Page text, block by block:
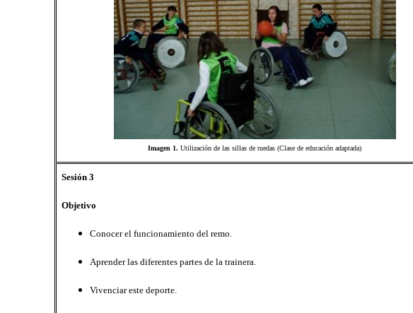
Imagen 1. Utilización de las sillas de ruedas (Clase de educación adaptada)
Sesión 3
Objetivo
Conocer el funcionamiento del remo.
Aprender las diferentes partes de la trainera.
Vivenciar este deporte.